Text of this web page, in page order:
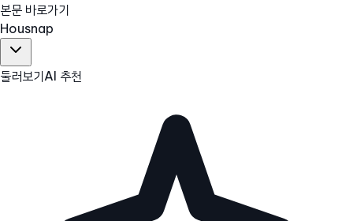
본문 바로가기
Housnap
둘러보기AI 추천